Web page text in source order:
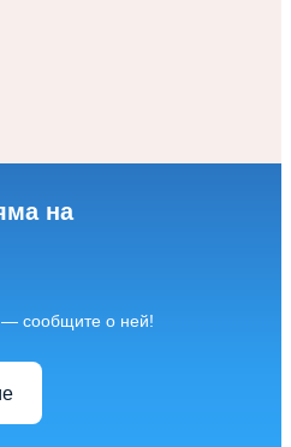
на
— сообщите о ней!